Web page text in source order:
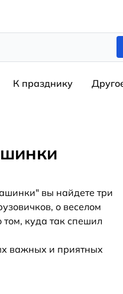
К празднику
вы найдете три
о веселом
куда так спешил
важных и приятных